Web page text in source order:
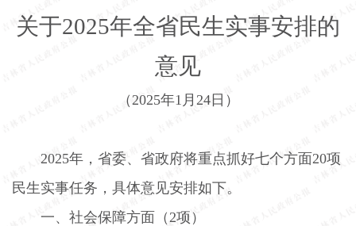
关于2025年全省民生实事安排的
意见
（ 2025年1 月 24日）
2025年，省委、省政府将重点抓好七个方面20项
民生实事任务，具体意见安排如下。
一、社会保障方面（ 2项）